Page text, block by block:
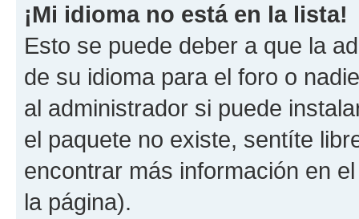
¡Mi idioma no está en la lista!
Esto se puede deber a que la
de su idioma para el foro o
al administrador si puede
el paquete no existe, sentíte
encontrar más información en
la página).